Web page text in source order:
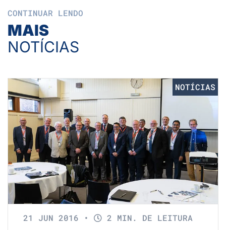
CONTINUAR LENDO
MAIS
NOTÍCIAS
NOTÍCIAS
21 JUN 2016 • 2 MIN. DE LEITURA